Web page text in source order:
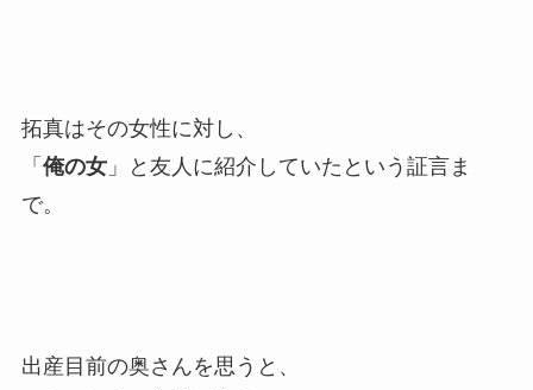
拓真はその女性に対し、
「 俺の女」と友人に紹介していたという証言ま
で。
出産目前の奥さんを思うと、